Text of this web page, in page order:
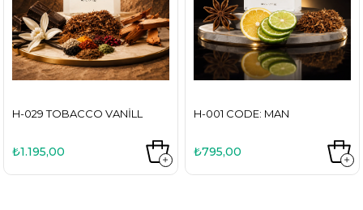
H-029 TOBACCO VANILL
₺1.195,00
H-001 CODE: MAN
₺795,00